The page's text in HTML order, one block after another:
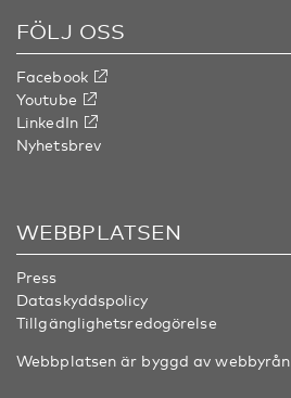
FÖLJ OSS
Facebook
Youtube
LinkedIn
Nyhetsbrev
WEBBPLATSEN
Press
Dataskyddspolicy
Tillgänglighetsredogörelse
Webbplatsen är byggd av webbyrån